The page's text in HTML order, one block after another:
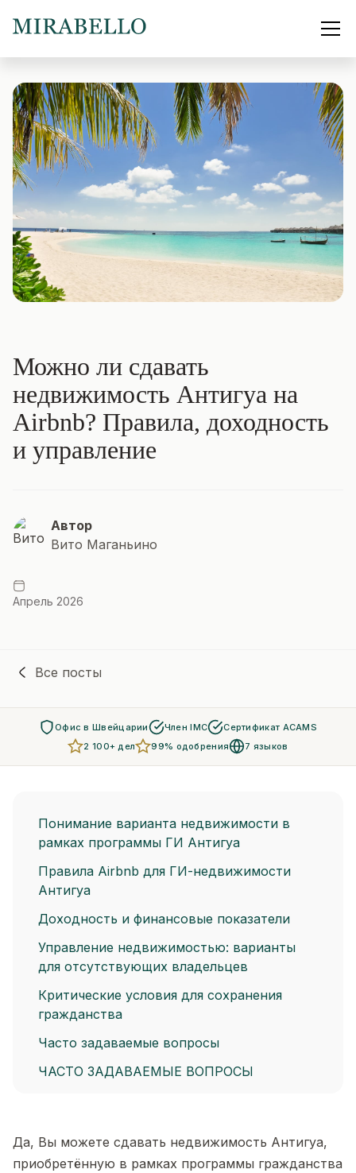
Можно ли сдавать
недвижимость Антигуа на
Airbnb? Правила, доходность
и управление
Автор
Вито Маганьино
Апрель 2026
Все посты
Офис в Швейцарии Член IMC
Сертификат ACAMS
2 100+ дел
99% одобрения 7 языков
Понимание варианта недвижимости в
рамках программы ГИ Антигуа
Правила Airbnb для ГИ-недвижимости
Антигуа
Доходность и финансовые показатели
Управление недвижимостью: варианты
для отсутствующих владельцев
Критические условия для сохранения
гражданства
Часто задаваемые вопросы
ЧАСТО ЗАДАВАЕМЫЕ ВОПРОСЫ
Да, Вы можете сдавать недвижимость Антигуа,
приобретённую в рамках программы гражданства